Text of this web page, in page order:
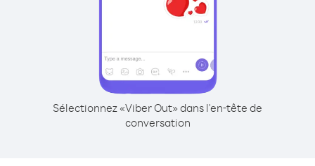
Sélectionnez «Viber Out» dans l'en-tête de
conversation